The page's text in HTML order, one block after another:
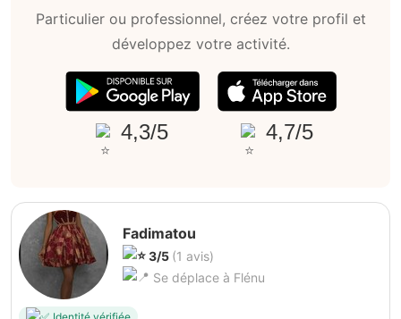
Particulier ou professionnel, créez votre profil et
développez votre activité.
4,3/5 4,7/5
Fadimatou
3/5 (1 avis)
Se déplace à Flénu